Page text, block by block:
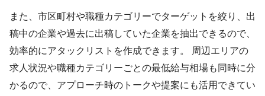
また、市区町村や職種カテゴリーでターゲットを絞り、出
稿中の企業や過去に出稿していた企業を抽出できるので、
効率的にアタックリストを作成できます。 周辺エリアの
求人状況や職種カテゴリーごとの最低給与相場も同時に分
かるので、アプローチ時のトークや提案にも活用できてい